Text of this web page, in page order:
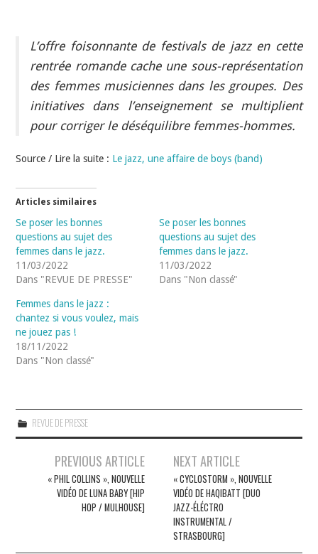
L’offre foisonnante de festivals de jazz en cette
rentrée romande cache une sous-représentation
des femmes musiciennes dans les groupes. Des
initiatives dans l’enseignement se multiplient
pour corriger le déséquilibre femmes-hommes.
Source / Lire la suite : Le jazz, une affaire de boys (band)
Articles similaires
Se poser les bonnes
questions au sujet des
femmes dans le jazz.
11/03/2022
Dans "REVUE DE PRESSE"
Se poser les bonnes
questions au sujet des
femmes dans le jazz.
11/03/2022
Dans "Non classé"
Femmes dans le jazz :
chantez si vous voulez, mais
ne jouez pas !
18/11/2022
Dans "Non classé"
REVUE DE PRESSE
Navigation
articles
PREVIOUS ARTICLE
« PHIL COLLINS », NOUVELLE
VIDÉO DE LUNA BABY [HIP
HOP / MULHOUSE]
NEXT ARTICLE
« CYCLOSTORM », NOUVELLE
VIDÉO DE HAQIBATT [DUO
JAZZ-ÉLÉCTRO
INSTRUMENTAL /
STRASBOURG]